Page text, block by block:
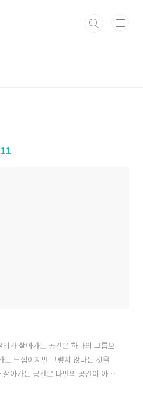
11
가 살아가는 공간은 하나의 그룹으
는 느낌이지만 그렇지 않다는 것을
아가는 공간은 나만의 공간이 아니
는 사람들이 함께 살아간다는 것을